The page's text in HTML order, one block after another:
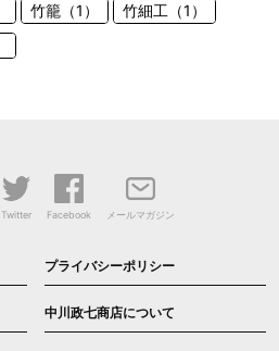
竹籠（1）
竹細工（1）
Twitter Facebook メールマガジン
プライバシーポリシー
中川政七商店について